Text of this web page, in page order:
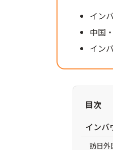
イン
中国
イン
目次
インバ
訪日外